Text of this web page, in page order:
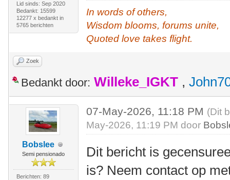
Lid sinds: Sep 2020
Bedankt: 15599
12277 x bedankt in
5765 berichten
In words of others,
Wisdom blooms, forums unite,
Quoted love takes flight.
Zoek
Bedankt door: Willeke_IGKT ,
Bobslee
Semi pensionado
Berichten: 89
07-May-2026, 11:18 PM (Dit
May-2026, 11:19 PM door
Dit bericht is
is? Neem contact op